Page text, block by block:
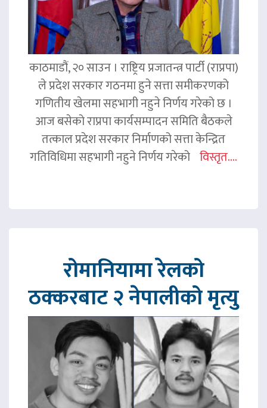
काठमाडौं, २० साउन । राष्ट्रिय प्रजातन्त्र पार्टी (राप्रपा)
ले प्रदेश सरकार गठनमा हुने सत्ता समीकरणको
गणितीय खेलमा सहभागी नहुने निर्णय गरेको छ ।
आज बसेको राप्रपा कार्यसम्पादन समिति बैठकले
तत्काल प्रदेश सरकार निर्माणको सत्ता केन्द्रित
गतिविधिमा सहभागी नहुने निर्णय गरेको विस्तृत....
रोमानियामा रेलको
ठक्करबाट २ नेपालीको मृत्यु